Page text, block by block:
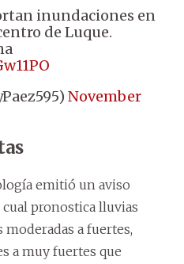
inundaciones en
de Luque.
November
emitió un aviso
cual pronostica lluvias
a fuertes,
a muy fuertes que